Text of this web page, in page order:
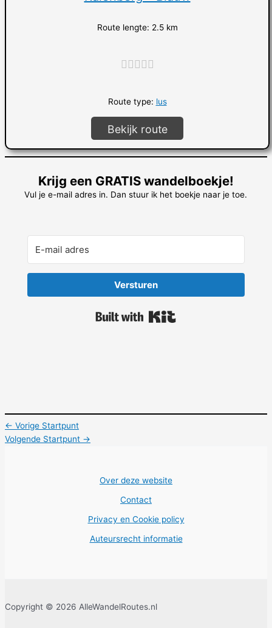
Route lengte: 2.5 km
Route type: lus
Bekijk route
Krijg een GRATIS wandelboekje!
Vul je e-mail adres in. Dan stuur ik het boekje naar je toe.
Versturen
← Vorige Startpunt
Volgende Startpunt →
Over deze website
Contact
Privacy en Cookie policy
Auteursrecht informatie
Copyright © 2026 AlleWandelRoutes.nl